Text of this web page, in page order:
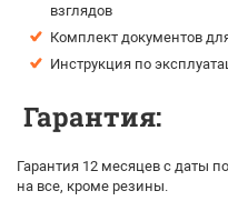
взглядов
Комплект документов
Инструкция по
Гарантия:
Гарантия 12 месяцев с даты
на все, кроме резины.